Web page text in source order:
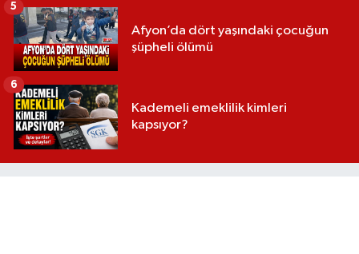
Afyon’da dört yaşındaki çocuğun
şüpheli ölümü
5
Kademeli emeklilik kimleri
kapsıyor?
6